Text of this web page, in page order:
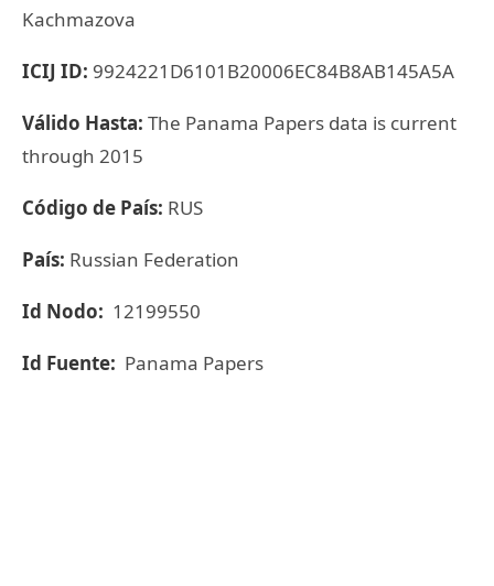
Kachmazova
ICIJ ID: 9924221D6101B20006EC84B8AB145A5A
Válido Hasta: The Panama Papers data is current
through 2015
Código de País: RUS
País: Russian Federation
Id Nodo: 12199550
Id Fuente: Panama Papers